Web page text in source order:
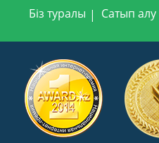
Біз туралы
Сатып алу